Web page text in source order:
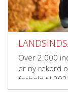
Over 2.000
er ny rekord
forhold til